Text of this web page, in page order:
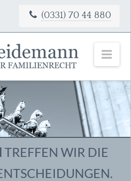
(0331) 70 44 880
TREFFEN WIR DIE